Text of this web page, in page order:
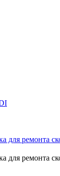
для ремонта
для ремонта